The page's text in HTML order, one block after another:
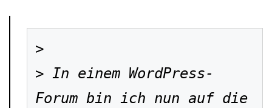
>
> In einem WordPress-
Forum bin ich nun auf die